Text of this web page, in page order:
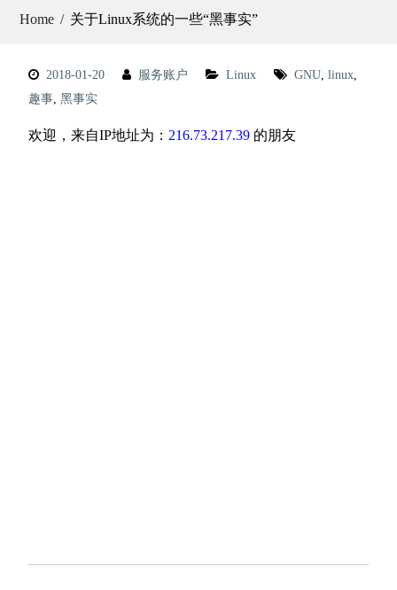
Home 关于Linux系统的一些“黑事实”
2018-01-20 服务账户 Linux GNU, linux,
趣事, 黑事实
欢迎，来自IP地址为： 216.73.217.39的朋友